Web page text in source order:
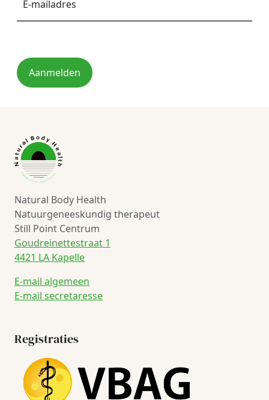
Aanmelden
Natural Body Health
Natuurgeneeskundig therapeut
Still Point Centrum
Goudreinettestraat 1
4421 LA Kapelle
E-mail algemeen
E-mail secretaresse
Registraties